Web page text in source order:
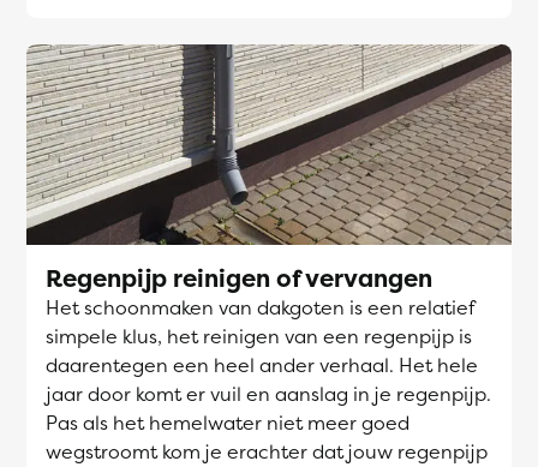
Regenpijp reinigen of vervangen
Het schoonmaken van dakgoten is een relatief
simpele klus, het reinigen van een regenpijp is
daarentegen een heel ander verhaal. Het hele
jaar door komt er vuil en aanslag in je regenpijp.
Pas als het hemelwater niet meer goed
wegstroomt kom je erachter dat jouw regenpijp